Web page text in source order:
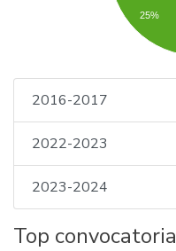
25%
2016-2017
2022-2023
2023-2024
Top convocatoria